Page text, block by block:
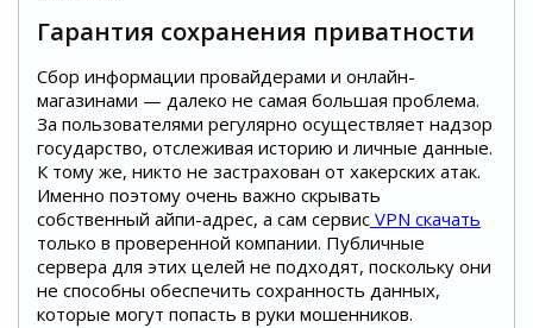
Гарантия сохранения приватности
Сбор информации провайдерами и онлайн-
магазинами — далеко не самая большая проблема.
За пользователями регулярно осуществляет надзор
государство, отслеживая историю и личные данные.
К тому же, никто не застрахован от хакерских атак.
Именно поэтому очень важно скрывать
собственный айпи-адрес, а сам сервис VPN скачать
только в проверенной компании. Публичные
сервера для этих целей не подходят, поскольку они
не способны обеспечить сохранность данных,
которые могут попасть в руки мошенников.